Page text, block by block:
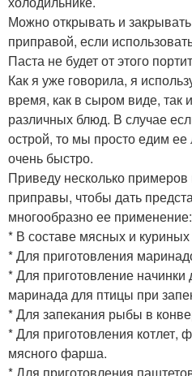
Можно открывать и
приправой, если
Паста не будет от этого
Как я уже говорила, я
время, как в сыром виде, так
различных блюд. В случае
острой, то мы просто едим
очень быстро.
Приведу несколько примеров
приправы, чтобы дать
многообразно ее применение:
* В составе мясных и куриных
* Для приготовления
* Для приготовление
маринада для птицы при
* Для запекания рыбы в
* Для приготовления котлет,
мясного фарша.